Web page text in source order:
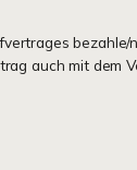
bezahle/
auch mit dem